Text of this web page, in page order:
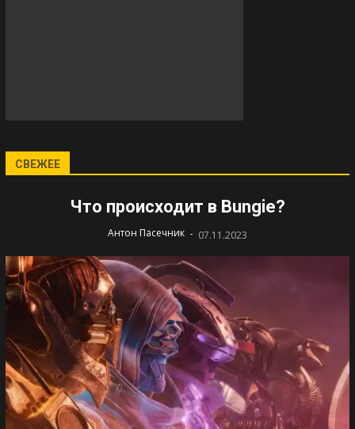
СВЕЖЕЕ
Что происходит в Bungie?
Антон Пасечник - 07.11.2023